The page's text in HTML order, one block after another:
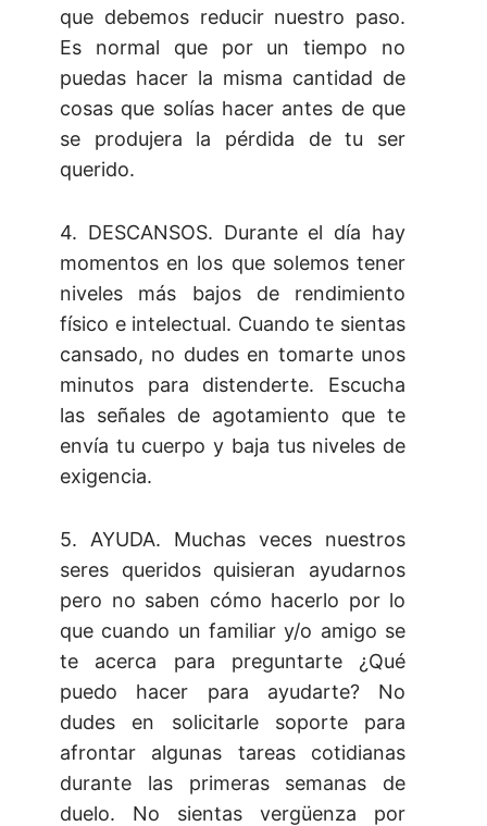
que debemos reducir nuestro paso.
Es normal que por un tiempo no
puedas hacer la misma cantidad de
cosas que solías hacer antes de que
se produjera la pérdida de tu ser
querido.
4. DESCANSOS. Durante el día hay
momentos en los que solemos tener
niveles más bajos de rendimiento
físico e intelectual. Cuando te sientas
cansado, no dudes en tomarte unos
minutos para distenderte. Escucha
las señales de agotamiento que te
envía tu cuerpo y baja tus niveles de
exigencia.
5. AYUDA. Muchas veces nuestros
seres queridos quisieran ayudarnos
pero no saben cómo hacerlo por lo
que cuando un familiar y/o amigo se
te acerca para preguntarte ¿Qué
puedo hacer para ayudarte? No
dudes en solicitarle soporte para
afrontar algunas tareas cotidianas
durante las primeras semanas de
duelo. No sientas vergüenza por